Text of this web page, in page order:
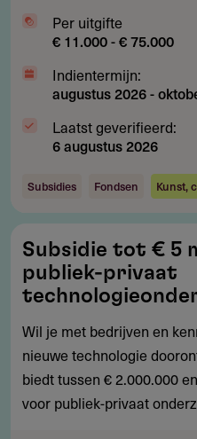
Per uitgifte
€ 11.000 - € 75.000
Indientermijn:
augustus 2026-
Laatst geverifieerd:
6 augustus 2026
Subsidies Fondsen Kunst,
tot
€
5
miljoen
voor
publiek-
privaat
Subsidie tot € 5
publiek-privaat
Wil je met bedrijven en
nieuwe technologie
biedt tussen € 2.000.000
voor publiek-privaat